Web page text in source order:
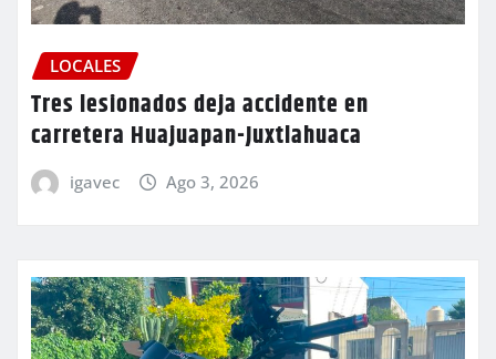
LOCALES
Tres lesionados deja accidente en
carretera Huajuapan-Juxtlahuaca
igavec Ago 3, 2026